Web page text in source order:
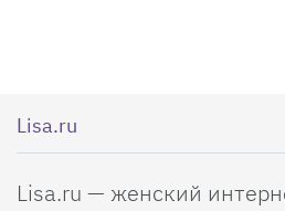
Lisa.ru
Lisa.ru — женский